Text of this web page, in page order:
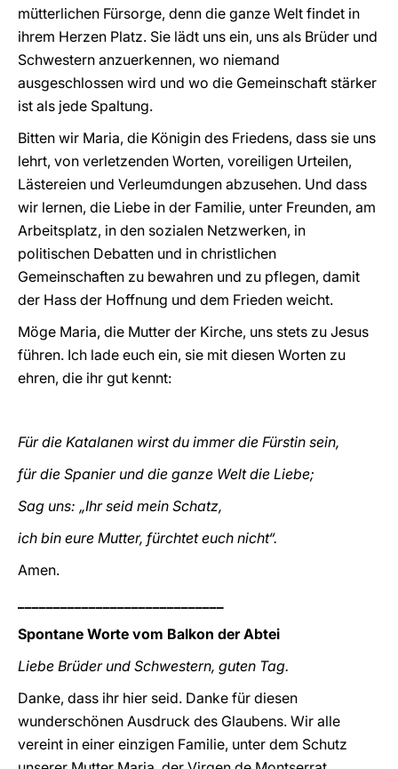
mütterlichen Fürsorge, denn die ganze Welt findet in
ihrem Herzen Platz. Sie lädt uns ein, uns als Brüder und
Schwestern anzuerkennen, wo niemand
ausgeschlossen wird und wo die Gemeinschaft stärker
ist als jede Spaltung.
Bitten wir Maria, die Königin des Friedens, dass sie uns
lehrt, von verletzenden Worten, voreiligen Urteilen,
Lästereien und Verleumdungen abzusehen. Und dass
wir lernen, die Liebe in der Familie, unter Freunden, am
Arbeitsplatz, in den sozialen Netzwerken, in
politischen Debatten und in christlichen
Gemeinschaften zu bewahren und zu pflegen, damit
der Hass der Hoffnung und dem Frieden weicht.
Möge Maria, die Mutter der Kirche, uns stets zu Jesus
führen. Ich lade euch ein, sie mit diesen Worten zu
ehren, die ihr gut kennt:
Für die Katalanen wirst du immer die Fürstin sein,
für die Spanier und die ganze Welt die Liebe;
Sag uns: „Ihr seid mein Schatz,
ich bin eure Mutter, fürchtet euch nicht“.
Amen.
Spontane Worte vom Balkon der Abtei
Liebe Brüder und Schwestern, guten Tag.
Danke, dass ihr hier seid. Danke für diesen
wunderschönen Ausdruck des Glaubens. Wir alle
vereint in einer einzigen Familie, unter dem Schutz